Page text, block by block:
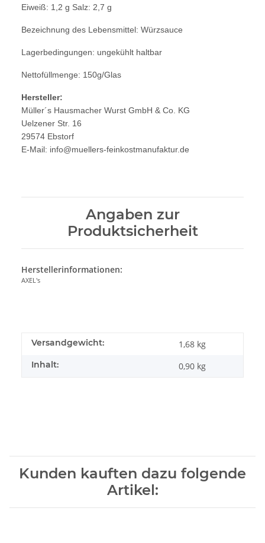
Eiweiß: 1,2 g Salz: 2,7 g
Bezeichnung des Lebensmittel: Würzsauce
Lagerbedingungen: ungekühlt haltbar
Nettofüllmenge: 150g/Glas
Hersteller:
Müller´s Hausmacher Wurst GmbH & Co. KG
Uelzener Str. 16
29574 Ebstorf
E-Mail: info@muellers-feinkostmanufaktur.de
Angaben zur
Produktsicherheit
Herstellerinformationen:
AXEL's
Versandgewicht: 1,68 kg
Inhalt: 0,90 kg
Kunden kauften dazu folgende
Artikel: